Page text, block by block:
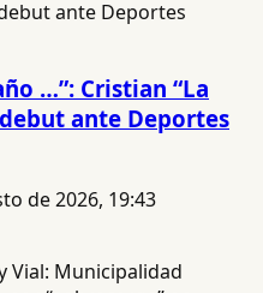
…”: Cristian “La
ante Deportes
de 2026, 19:43